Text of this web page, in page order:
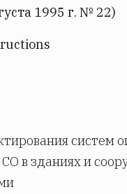
1995 г. № 22)
систем
в зданиях и